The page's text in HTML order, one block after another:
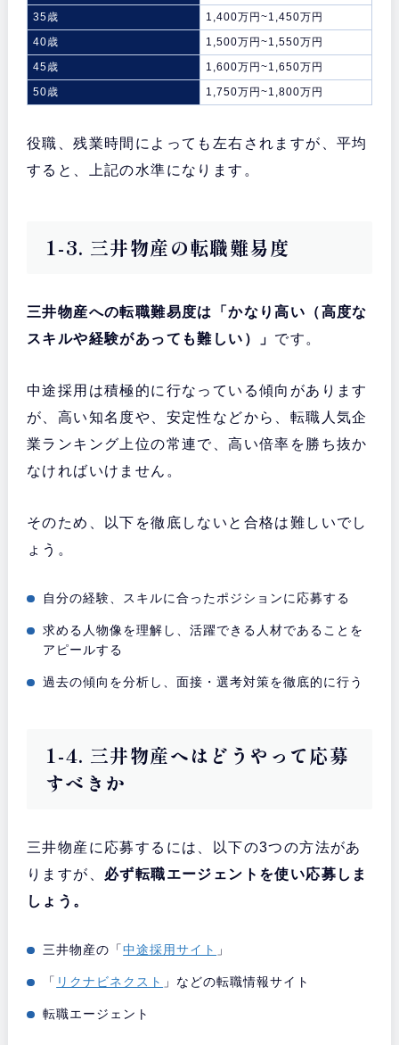
35歳
1,400万円~1,450万円
40歳
1,500万円~1,550万円
45歳
1,600万円~1,650万円
50歳
1,750万円~1,800万円
役職、残業時間によっても左右されますが、平均
すると、上記の水準になります。
1-3. 三井物産の転職難易度
三井物産への転職難易度は「かなり高い（高度な
スキルや経験があっても難しい）」 です。
中途採用は積極的に行なっている傾向があります
が、高い知名度や、安定性などから、転職人気企
業ランキング上位の常連で、高い倍率を勝ち抜か
なければいけません。
そのため、以下を徹底しないと合格は難しいでし
ょう。
自分の経験、スキルに合ったポジションに応募する
求める人物像を理解し、活躍できる人材であることを
アピールする
過去の傾向を分析し、面接・選考対策を徹底的に行う
1-4. 三井物産へはどうやって応募
すべきか
三井物産に応募するには、以下の3つの方法があ
りますが、 必ず転職エージェントを使い応募しま
しょう。
三井物産の「中途採用サイト 」
「 リクナビネクスト 」などの転職情報サイト
転職エージェント